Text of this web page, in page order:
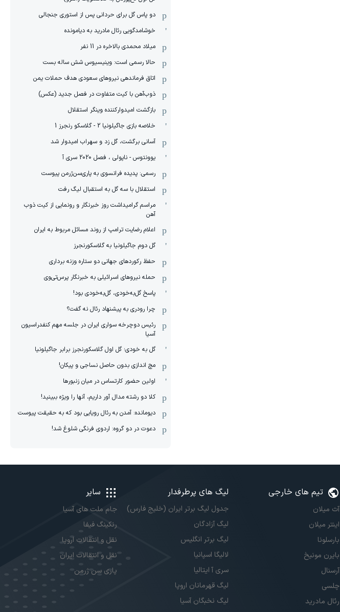
دو پاس گل برای حردانی پس از استوری جنجالی
خوشامدگویی رئال مادرید به دیامونده
میلاد محمدی بالاخره در 11 نفر
حالا رسمی است: وینیسیوس شش ساله بست
اتاق فرماندهی نیروهای سعودی هدف حملات یمن
ذوب‌آهن با کیت متفاوت در فصل جدید (عکس)
بازگشت امیدوارکننده وینگر استقلال
خلاصه بازی جاگیلونیا 2 - گلاسکو رنجرز 1
آسانی برگشت، گل زد و سهراب امیدوار شد
یوونتوس - ناپولی ، فصل 2020 سری آ
رسمی: پدیده فرانسوی به پاری‌سن‌ژرمن پیوست
استقلال با سه گل به استقبال لیگ رفت
مراسم گرامیداشت روز خبرنگار و رونمایی از کیت ذوب
آهن
اعلام رضایت ترامپ از روند مسائل مربوط به ایران
گل دوم جاگیلونیا به گلاسکورنجرز
حفظ رکوردهای جهانی دو ستاره وزنه برداری
حمله نیروهای اسرائیلی به خبرنگار پرس‌تی‌وی
پاسخ گل‌به‌خودی، گل‌به‌خودی بود!
چرا رودری به پیشنهاد رئال نه گفت؟
رئیس دوچرخه سواری ایران در جلسه مهم کنفدراسیون
آسیا
گل به خودی؛ گل اول گلاسکورنجرز برابر جاگیلونیا
مچ اندازی بدون حاصل نساجی و پیکان!
اولین حضور کارتساس در میان زنبورها
کلا دو‌ رشته مدال آور داریم، آنها را ویژه ببینید!
دیومانده: آمدن به رئال رویایی بود که به حقیقت پیوست
دعوت در دو گروه: اردوی فرنگی شلوغ شد!
تیم های خارجی
آث میلان
اینتر میلان
بارسلونا
بایرن مونیخ
آرسنال
چلسی
رئال مادرید
لیگ های پرطرفدار
جدول لیگ برتر ایران (خلیج فارس)
لیگ آزادگان
لیگ برتر انگلیس
لالیگا اسپانیا
سری آ ایتالیا
لیگ قهرمانان اروپا
لیگ نخبگان آسیا
سایر
جام ملت های آسیا
رنکینگ فیفا
نقل و انتقالات اروپا
نقل و انتقالات ایران
پاری سن ژرمن